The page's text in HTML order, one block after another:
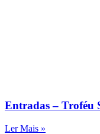
Entradas – Troféu
Ler Mais »